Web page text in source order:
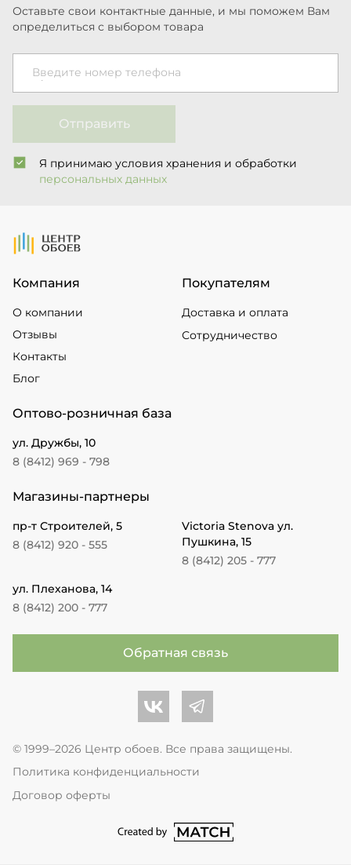
Оставьте свои контактные данные, и мы поможем Вам
определиться с выбором товара
Введите номер телефона
Отправить
Я принимаю условия хранения и обработки
персональных данных
На Главную
Компания
О компании
Отзывы
Контакты
Блог
Покупателям
Доставка и оплата
Сотрудничество
Оптово-розничная база
ул. Дружбы, 10
8 (8412) 969 - 798
Магазины-партнеры
пр-т Строителей, 5
8 (8412) 920 - 555
Victoria Stenova ул.
Пушкина, 15
8 (8412) 205 - 777
ул. Плеханова, 14
8 (8412) 200 - 777
Обратная связь
Центр обоев во Вконтакте
Центр обоев в Телеграме
© 1999–2026 Центр обоев. Все права защищены.
Политика конфиденциальности
Договор оферты
перейти на сайт студии Match